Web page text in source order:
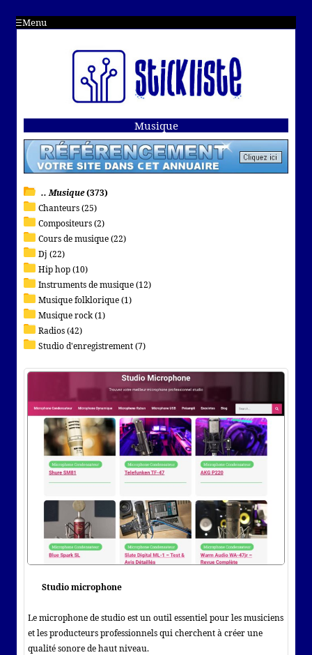
Menu
Musique
.. Musique(373)
Chanteurs (25)
Compositeurs (2)
Cours de musique (22)
Dj (22)
Hip hop (10)
Instruments de musique (12)
Musique folklorique (1)
Musique rock (1)
Radios (42)
Studio d'enregistrement (7)
Studio microphone
Le microphone de studio est un outil essentiel pour les musiciens
et les producteurs professionnels qui cherchent à créer une
qualité sonore de haut niveau.